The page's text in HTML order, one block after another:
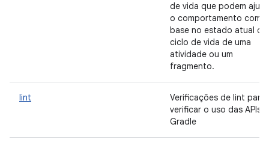
de vida que podem
o comportamento com
base no estado atual do
ciclo de vida de uma
atividade ou um
fragmento.
lint
Verificações de lint para
verificar o uso das APIs
Gradle